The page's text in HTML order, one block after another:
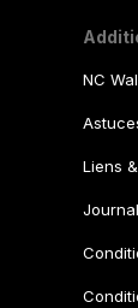
NC
Liens